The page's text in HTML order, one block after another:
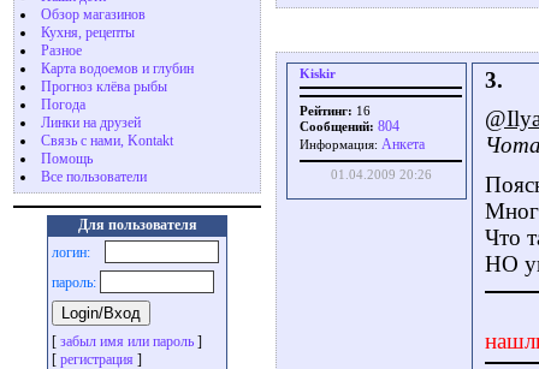
Обзор магазинов
Кухня, рецепты
Разное
Карта водоемов и глубин
Прогноз клёва рыбы
Погода
Линки на друзей
Связь с нами, Kontakt
Помощь
Все пользователи
Для пользователя
логин:
пароль:
[ забыл имя или пароль ]
[ регистрация ]
Kiskir
Рейтинг: 16
Сообщений: 804
Информация: Aнкета
01.04.2009 20:26
3.
Что
НО